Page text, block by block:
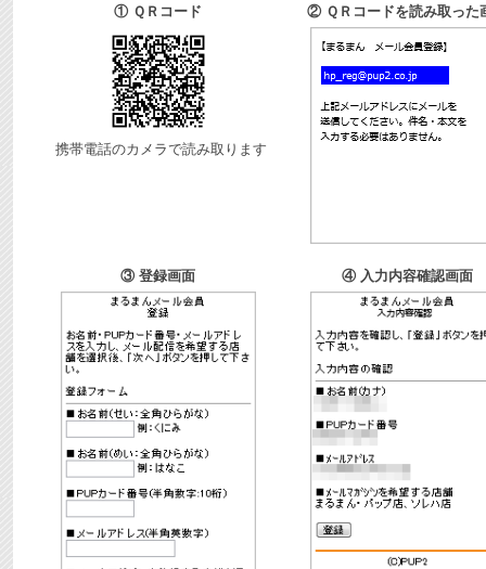
① ＱＲコード
携帯電話のカメラで読み取ります
② ＱＲコードを読み取った
③ 登録画面 ④ 入力内容確認画面